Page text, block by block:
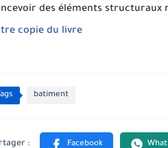
des éléments structuraux
copie du livre
batiment